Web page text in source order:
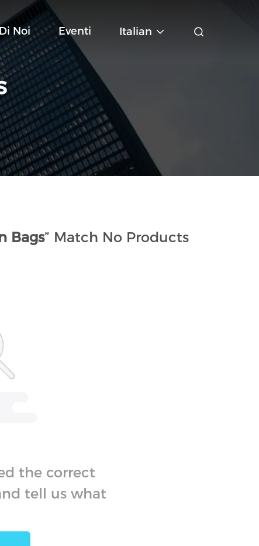
Noi Eventi Italian
Bags” Match No Products
the correct
tell us what